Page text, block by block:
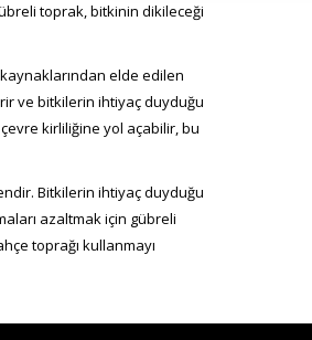
toprak, bitkinin dikileceği
elde edilen
ve bitkilerin ihtiyaç duyduğu
çevre kirliliğine yol açabilir, bu
Bitkilerin ihtiyaç duyduğu
azaltmak için gübreli
toprağı kullanmayı